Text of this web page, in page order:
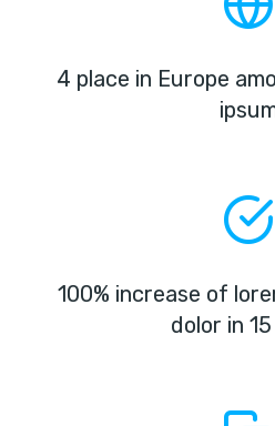
4 place in Europe
100% increase of
dolor in